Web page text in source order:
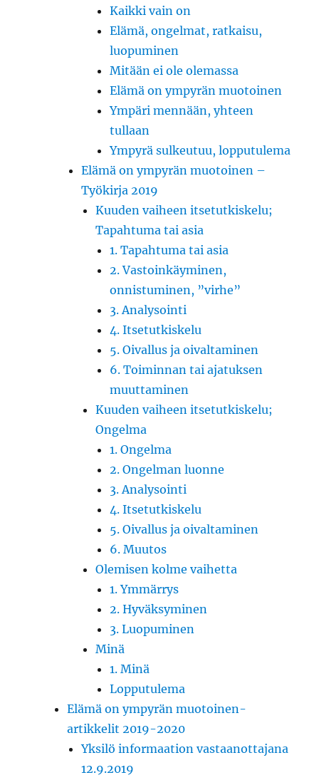
Kaikki vain on
Elämä, ongelmat, ratkaisu,
luopuminen
Mitään ei ole olemassa
Elämä on ympyrän muotoinen
Ympäri mennään, yhteen
tullaan
Ympyrä sulkeutuu, lopputulema
Elämä on ympyrän muotoinen –
Työkirja 2019
Kuuden vaiheen itsetutkiskelu;
Tapahtuma tai asia
1. Tapahtuma tai asia
2. Vastoinkäyminen,
onnistuminen, ”virhe”
3. Analysointi
4. Itsetutkiskelu
5. Oivallus ja oivaltaminen
6. Toiminnan tai ajatuksen
muuttaminen
Kuuden vaiheen itsetutkiskelu;
Ongelma
1. Ongelma
2. Ongelman luonne
3. Analysointi
4. Itsetutkiskelu
5. Oivallus ja oivaltaminen
6. Muutos
Olemisen kolme vaihetta
1. Ymmärrys
2. Hyväksyminen
3. Luopuminen
Minä
1. Minä
Lopputulema
Elämä on ympyrän muotoinen-
artikkelit 2019-2020
Yksilö informaation vastaanottajana
12.9.2019